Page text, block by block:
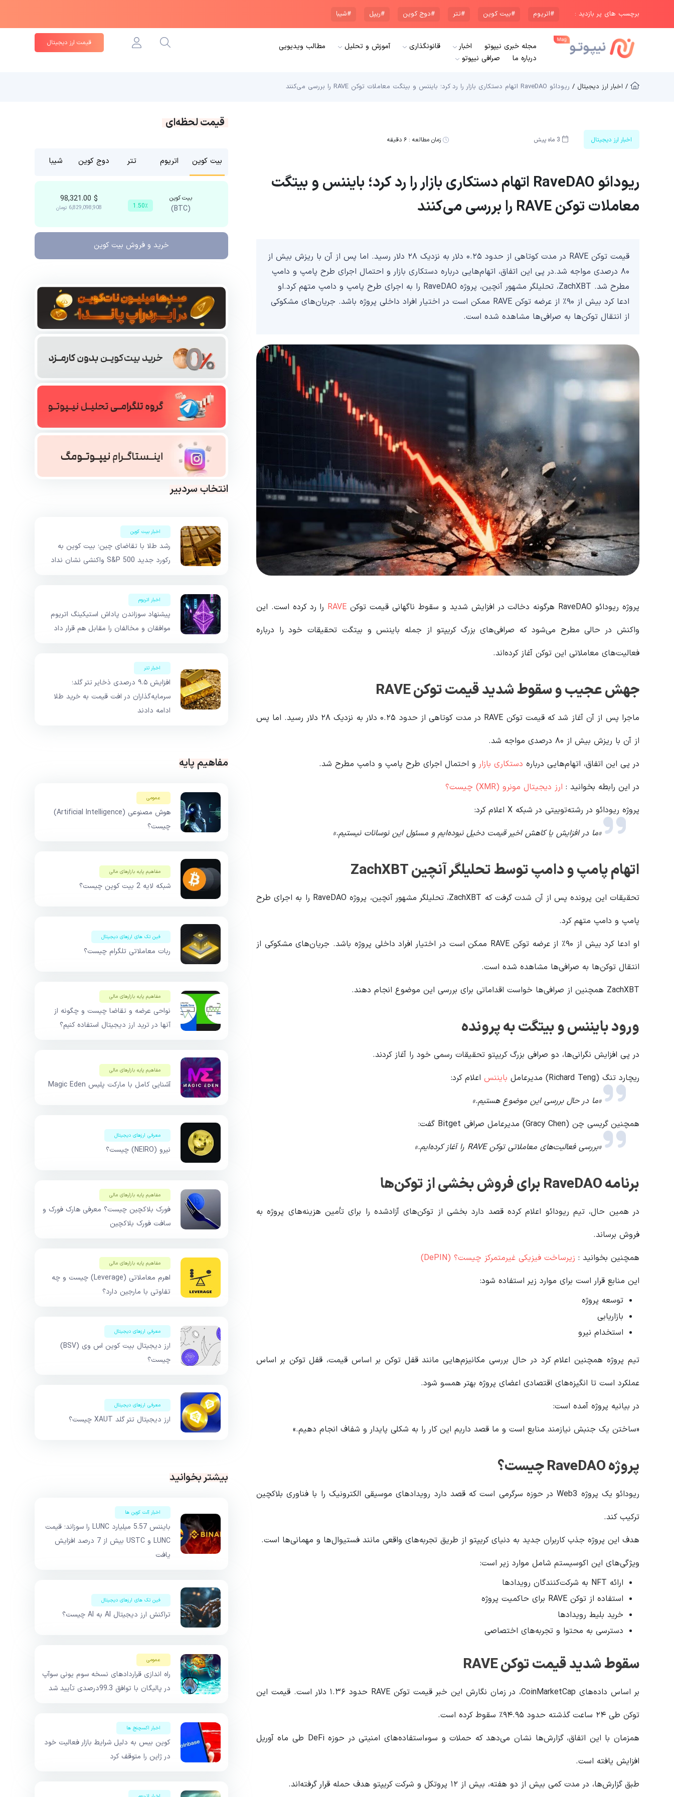
برچسب های پر بازدید : #اتریوم #بیت کوین #تتر #دوج کوین #ریپل #شیبا
مجله خبری نیپوتو اخبار قانونگذاری آموزش و تحلیل
مطالب ویدیویی
درباره ما
صرافی نیپوتو
قیمت ارز دیجیتال
/ اخبار ارز دیجیتال / ریودائو RaveDAO اتهام دستکاری بازار را رد کرد؛ بایننس و بیتگت معاملات توکن RAVE را بررسی می‌کنند
اخبار ارز دیجیتال 3 ماه پیش زمان مطالعه :۶ دقیقه
ریودائو RaveDAO اتهام دستکاری بازار را رد کرد؛ بایننس و بیتگت
معاملات توکن RAVE را بررسی می‌کنند
قیمت توکن RAVE در مدت کوتاهی از حدود ۰.۲۵ دلار به نزدیک ۲۸ دلار رسید. اما پس از آن با ریزش بیش از
۸۰ درصدی مواجه شد.در پی این اتفاق، اتهام‌هایی درباره دستکاری بازار و احتمال اجرای طرح پامپ و دامپ
مطرح شد. ZachXBT، تحلیلگر مشهور آنچین، پروژه RaveDAO را به اجرای طرح پامپ و دامپ متهم کرد.او
ادعا کرد بیش از ۹۰٪ از عرضه توکن RAVE ممکن است در اختیار افراد داخلی پروژه باشد. جریان‌های مشکوکی
از انتقال توکن‌ها به صرافی‌ها مشاهده شده است.
پروژه ریودائو RaveDAO هرگونه دخالت در افزایش شدید و سقوط ناگهانی قیمت توکن RAVE را رد کرده است. این
واکنش در حالی مطرح می‌شود که صرافی‌های بزرگ کریپتو از جمله بایننس و بیتگت تحقیقات خود را درباره
فعالیت‌های معاملاتی این توکن آغاز کرده‌اند.
جهش عجیب و سقوط شدید قیمت توکن RAVE
ماجرا پس از آن آغاز شد که قیمت توکن RAVE در مدت کوتاهی از حدود ۰.۲۵ دلار به نزدیک ۲۸ دلار رسید. اما پس
از آن با ریزش بیش از ۸۰ درصدی مواجه شد.
در پی این اتفاق، اتهام‌هایی درباره دستکاری بازار و احتمال اجرای طرح پامپ و دامپ مطرح شد.
در این رابطه بخوانید‌ : ارز دیجیتال مونرو (XMR) چیست؟
پروژه ریودائو در رشته‌توییتی در شبکه X اعلام کرد:
«ما در افزایش یا کاهش اخیر قیمت دخیل نبوده‌ایم و مسئول این نوسانات نیستیم.»
اتهام پامپ و دامپ توسط تحلیلگر آنچین ZachXBT
تحقیقات این پرونده پس از آن شدت گرفت که ZachXBT، تحلیلگر مشهور آنچین، پروژه RaveDAO را به اجرای طرح
پامپ و دامپ متهم کرد.
او ادعا کرد بیش از ۹۰٪ از عرضه توکن RAVE ممکن است در اختیار افراد داخلی پروژه باشد. جریان‌های مشکوکی از
انتقال توکن‌ها به صرافی‌ها مشاهده شده است.
ZachXBT همچنین از صرافی‌ها خواست اقداماتی برای بررسی این موضوع انجام دهند.
ورود بایننس و بیتگت به پرونده
در پی افزایش نگرانی‌ها، دو صرافی بزرگ کریپتو تحقیقات رسمی خود را آغاز کردند.
ریچارد تنگ (Richard Teng) مدیرعامل
بایننس اعلام کرد:
«ما در حال بررسی این موضوع هستیم.»
همچنین گریسی چن (Gracy Chen) مدیرعامل صرافی Bitget گفت:
«بررسی فعالیت‌های معاملاتی توکن RAVE را آغاز کرده‌ایم.»
برنامه RaveDAO برای فروش بخشی از توکن‌ها
در همین حال، تیم ریودائو اعلام کرده قصد دارد بخشی از توکن‌های آزادشده را برای تأمین هزینه‌های پروژه به
فروش برساند.
همچنین بخوانید : زیرساخت فیزیکی غیرمتمرکز چیست؟ (DePIN)
این منابع قرار است برای موارد زیر استفاده شود:
توسعه پروژه
بازاریابی
استخدام نیرو
تیم پروژه همچنین اعلام کرد در حال بررسی مکانیزم‌هایی مانند قفل توکن بر اساس قیمت، قفل توکن بر اساس
عملکرد است تا انگیزه‌های اقتصادی اعضای پروژه بهتر همسو شود.
در بیانیه پروژه آمده است:
«ساختن یک جنبش نیازمند منابع است و ما قصد داریم این کار را به شکلی پایدار و شفاف انجام دهیم.»
پروژه RaveDAO چیست؟
ریودائو یک پروژه Web3 در حوزه سرگرمی است که قصد دارد رویدادهای موسیقی الکترونیک را با فناوری بلاکچین
ترکیب کند.
هدف این پروژه جذب کاربران جدید به دنیای کریپتو از طریق تجربه‌های واقعی مانند فستیوال‌ها و مهمانی‌ها است.
ویژگی‌های این اکوسیستم شامل موارد زیر است:
ارائه NFT به شرکت‌کنندگان رویدادها
استفاده از توکن RAVE برای حاکمیت پروژه
خرید بلیط رویدادها
دسترسی به محتوا و تجربه‌های اختصاصی
سقوط شدید قیمت توکن RAVE
بر اساس داده‌های CoinMarketCap، در زمان نگارش این خبر قیمت توکن RAVE حدود ۱.۳۶ دلار است. قیمت این
توکن طی ۲۴ ساعت گذشته حدود ۹۴.۹۵٪ سقوط کرده است.
همزمان با این اتفاق، گزارش‌ها نشان می‌دهد که حملات و سوءاستفاده‌های امنیتی در حوزه DeFi طی ماه آوریل
افزایش یافته است.
طبق گزارش‌ها، در مدت کمی بیش از دو هفته، بیش از ۱۲ پروتکل و شرکت کریپتو هدف حمله قرار گرفته‌اند.
قیمت لحظه‌ای
بیت کوین اتریوم تتر دوج کوین شیبا
بیت کوین
(BTC) 1.50٪
$
6,829,098,908 تومان
خرید و فروش بیت کوین
انتخاب سردبیر
اخبار بیت کوین
رشد طلا با تقاضای چین؛ بیت کوین به
رکورد جدید S&P 500 واکنشی نشان نداد
اخبار اتریوم
پیشنهاد سوزاندن پاداش استیکینگ اتریوم
موافقان و مخالفان را مقابل هم قرار داد
اخبار تتر
افزایش ۹.۵ درصدی ذخایر تتر گلد؛
سرمایه‌گذاران در افت قیمت به خرید طلا
ادامه دادند
مفاهیم پایه
عمومی
هوش مصنوعی (Artificial Intelligence)
چیست؟
مفاهیم پایه بازار‌های مالی
شبکه لایه 2 بیت کوین چیست؟
فین تک های ارزهای دیجیتال
ربات معاملاتی تلگرام چیست؟
مفاهیم پایه بازار‌های مالی
نواحی عرضه و تقاضا چیست و چگونه از
آنها در ترید ارز دیجیتال استفاده کنیم؟
مفاهیم پایه بازار‌های مالی
آشنایی کامل با مارکت پلیس Magic Eden
معرفی ارزهای دیجیتال
نیرو (NEIRO) چیست؟
مفاهیم پایه بازار‌های مالی
فورک بلاکچین چیست؟ معرفی هارک فورک و
سافت فورک بلاکچین
مفاهیم پایه بازار‌های مالی
اهرم معاملاتی (Leverage) چیست و چه
تفاوتی با مارجین دارد؟
معرفی ارزهای دیجیتال
ارز دیجیتال بیت کوین اس وی (BSV)
چیست؟
معرفی ارزهای دیجیتال
ارز دیجیتال تتر گلد XAUT چیست؟
بیشتر بخوانید
اخبار آلت کوین ها
بایننس 5.57 میلیارد LUNC را سوزاند؛ قیمت
LUNC و USTC بیش از 7 درصد افزایش
یافت
فین تک های ارزهای دیجیتال
تراکنش ارز دیجیتال AI به AI چیست؟
عمومی
راه اندازی قراردادهای نسخه سوم یونی سوآپ
در پالیگان با توافق 99.3درصدی تأیید شد
اخبار اکسچنج ها
کوین بیس به دلیل شرایط بازار فعالیت خود
در ژاپن را متوقف کرد